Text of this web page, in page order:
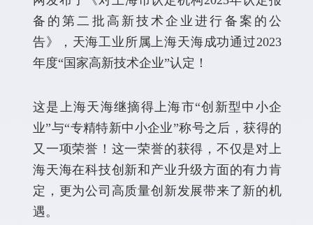
备的第二批高新技术企业进行备案的公
告》，天海工业所属上海天海成功通过2023
年度“国家高新技术企业”认定！
这是上海天海继摘得上海市“创新型中小企
业”与“专精特新中小企业”称号之后，获得的
又一项荣誉！这一荣誉的获得，不仅是对上
海天海在科技创新和产业升级方面的有力肯
定，更为公司高质量创新发展带来了新的机
遇。